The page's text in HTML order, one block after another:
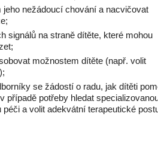
nežádoucí chování a nacvičovat
signálů na straně dítěte, které mohou
možnostem dítěte (např. volit
se žádostí o radu, jak dítěti
případě potřeby hledat
péči a volit adekvátní terapeutické